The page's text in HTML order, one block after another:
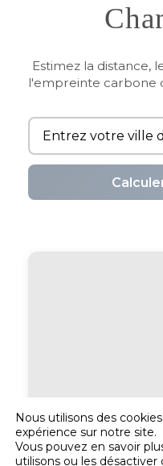
Estimez la distance,
l'empreinte carbone
Nous utilisons des
expérience sur notre site.
Vous pouvez en savoir
utilisons ou les désactiver